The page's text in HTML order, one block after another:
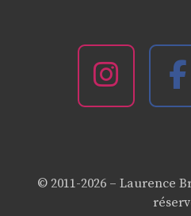
© 2011-2026 – Laurence